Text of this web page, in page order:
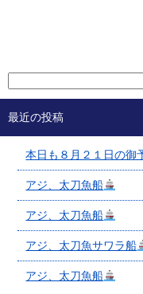
最近の投稿
本日も８月２１日の御
アジ、太刀魚船
アジ、太刀魚船
アジ、太刀魚サワラ船
アジ、太刀魚船